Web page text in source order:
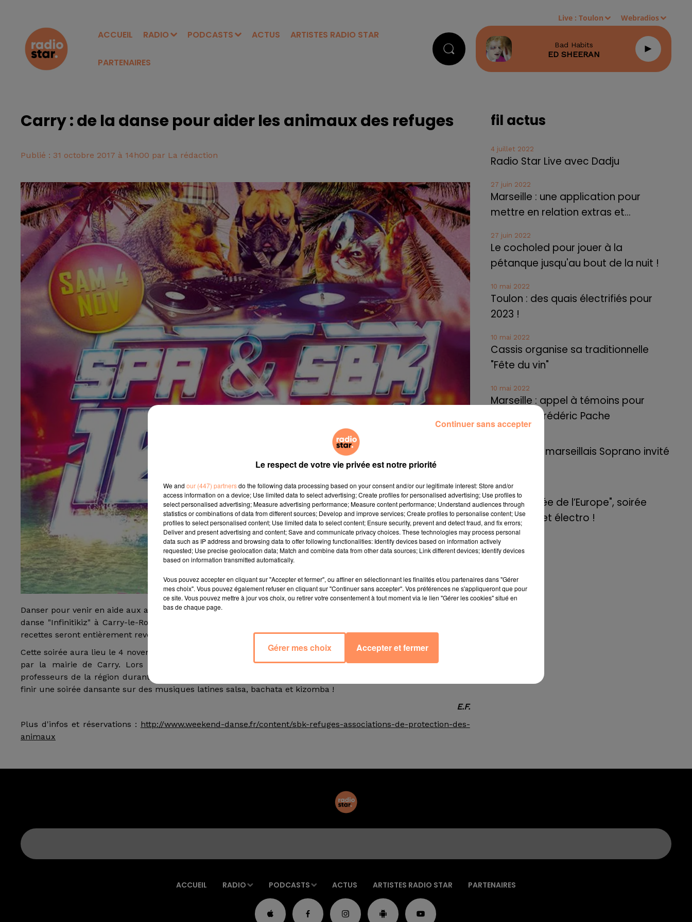
ACCUEIL RADIO PODCASTS ACTUS ARTISTES RADIO STAR
PARTENAIRES
Live :Toulon Webradios
Bad Habits
ED SHEERAN
Carry : de la danse pour aider les animaux des refuges
Publié : 31 octobre 2017 à 14h00 par La rédaction
Danser pour venir en aide aux animaux ! C'est un concept généreux et original qui vous propose l'association de
danse "Infinitikiz" à Carry-le-Rouet. Une journée et une soirée de danse au profit des animaux où toutes les
recettes seront entièrement reversées à la SPA et à des refuges pour animaux.
Cette soirée aura lieu le 4 novembre à la salle le "Grand Bleu" à Carry. Une salle mise à disposition gratuitement
par la mairie de Carry. Lors de cette journée, vous pourrez prendre part à des cours donnés par des
professeurs de la région durant l’après-midi puis place à la fête avec un repas et des shows d’artistes et pour
finir une soirée dansante sur des musiques latines salsa, bachata et kizomba !
E.F.
Plus d'infos et réservations : http://www.weekend-danse.fr/content/sbk-refuges-associations-de-protection-des-
animaux
fil actus
4 juillet 2022
Radio Star Live avec Dadju
27 juin 2022
Marseille : une application pour
mettre en relation extras et...
27 juin 2022
Le cocholed pour jouer à la
pétanque jusqu'au bout de la nuit !
10 mai 2022
Toulon : des quais électrifiés pour
2023 !
10 mai 2022
Cassis organise sa traditionnelle
"Fête du vin"
10 mai 2022
Marseille : appel à témoins pour
retrouver Frédéric Pache
Le rappeur marseillais Soprano invité
8 mai 2022
Aix : "Journée de l’Europe", soirée
danse et set électro !
ACCUEIL RADIO PODCASTS ACTUS ARTISTES RADIO STAR PARTENAIRES
Le respect de votre vie privée est notre priorité
We and our (447) partnersdo the following data processing based on your consent and/or our legitimate interest: Store and/or
access information on a device; Use limited data to select advertising; Create profiles for personalised advertising; Use profiles to
select personalised advertising; Measure advertising performance; Measure content performance; Understand audiences through
statistics or combinations of data from different sources; Develop and improve services; Create profiles to personalise content; Use
profiles to select personalised content; Use limited data to select content; Ensure security, prevent and detect fraud, and fix errors;
Deliver and present advertising and content; Save and communicate privacy choices. These technologies may process personal
data such as IP address and browsing data to offer following functionalities: Identify devices based on information actively
requested; Use precise geolocation data; Match and combine data from other data sources; Link different devices; Identify devices
based on information transmitted automatically.
Vous pouvez accepter en cliquant sur "Accepter et fermer", ou affiner en sélectionnant les finalités et/ou partenaires dans "Gérer
mes choix". Vous pouvez également refuser en cliquant sur "Continuer sans accepter". Vos préférences ne s'appliqueront que pour
ce site. Vous pouvez mettre à jour vos choix, ou retirer votre consentement à tout moment via le lien "Gérer les cookies" situé en
bas de chaque page.
Gérer mes choix Accepter et fermer
Continuer sans accepter